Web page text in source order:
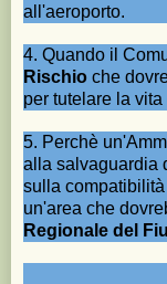
all'aeroporto.
4. Quando il
Rischio che
per tutelare la
5. Perchè
alla salvaguardia
sulla
un'area che
Regionale del